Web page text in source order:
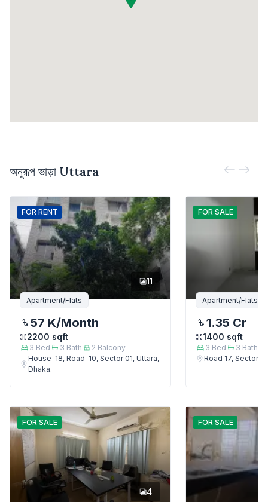
অনুরূপ ভাড়া Uttara
FOR RENT
11
Apartment/Flats
57 K/Month
2200 sqft
3 Bed 3 Bath 2 Balcony
House-18, Road-10, Sector 01, Uttara,
Dhaka.
FOR SALE
Apartment/Flats
1.35 Cr
1400 sqft
3 Bed 3 Bath
Road 17, Sector
FOR SALE
4
FOR SALE